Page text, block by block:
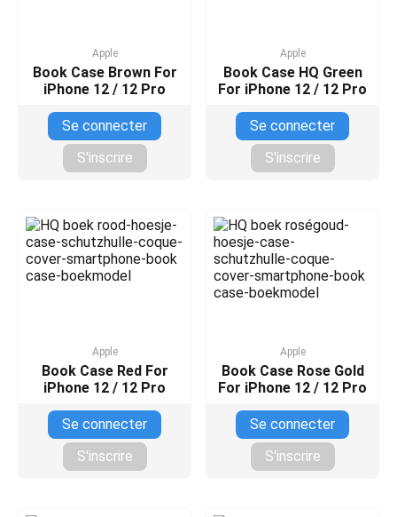
Apple
Book Case Brown For
iPhone 12 / 12 Pro
Se connecter
S'inscrire
Apple
Book Case HQ Green
For iPhone 12 / 12 Pro
Se connecter
S'inscrire
Apple
Book Case Red For
iPhone 12 / 12 Pro
Se connecter
S'inscrire
Apple
Book Case Rose Gold
For iPhone 12 / 12 Pro
Se connecter
S'inscrire